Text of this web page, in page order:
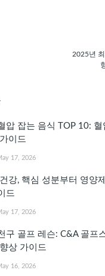
2025년
압 잡는 음식 TOP 10:
이드
17, 2026
강, 핵심 성분부터 영양
드
17, 2026
구 골프 레슨: C&A 골프
상 가이드
16, 2026